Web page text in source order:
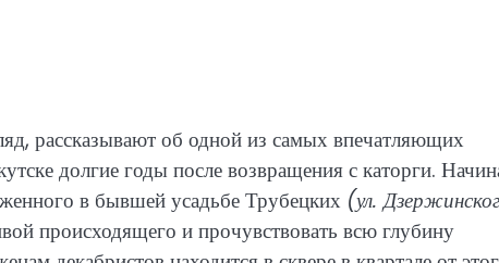
рассказывают об одной из самых впечатляющих
долгие годы после возвращения с каторги.
в бывшей усадьбе Трубецких (ул.
происходящего и прочувствовать всю глубину